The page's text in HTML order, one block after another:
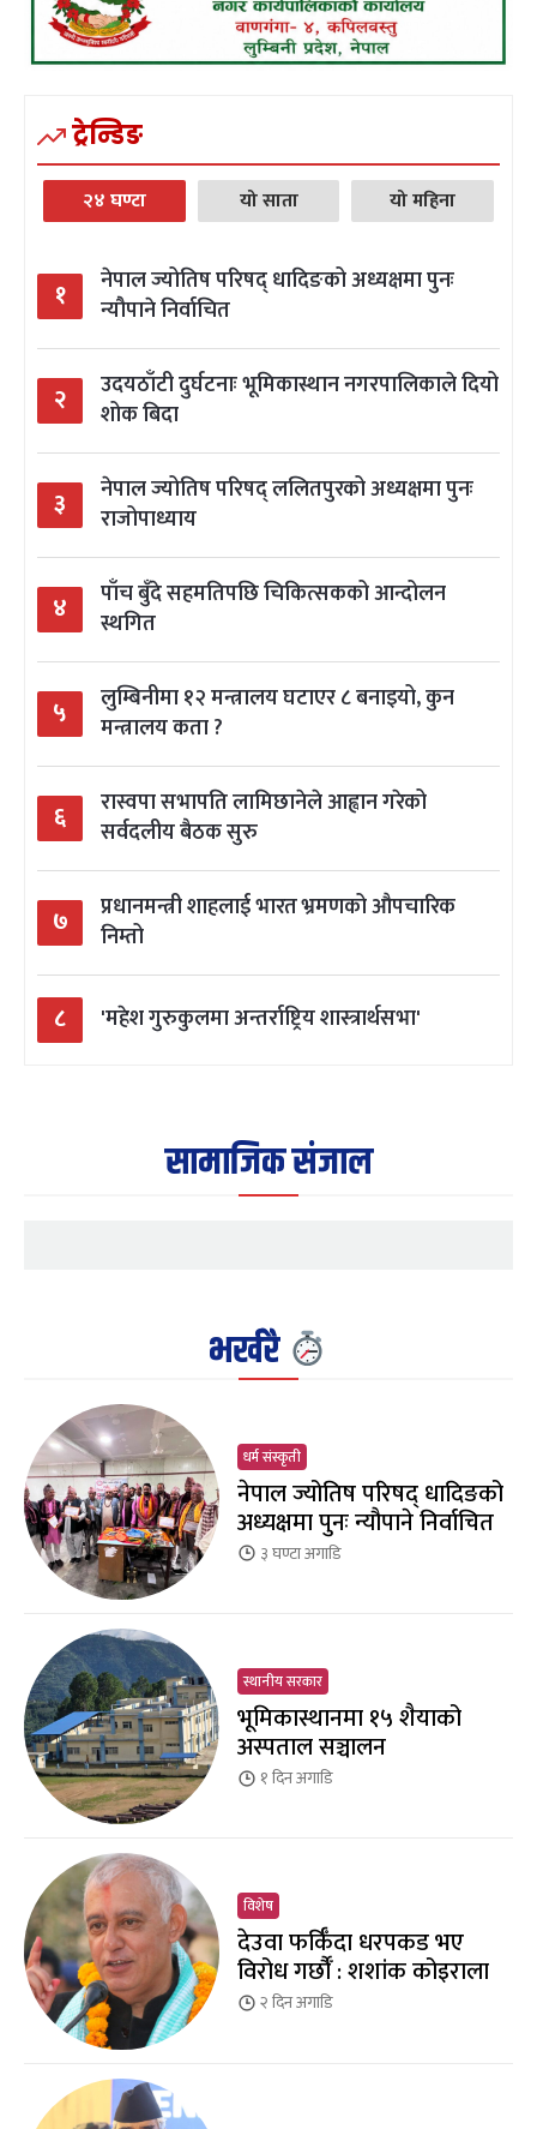
ट्रेन्डिङ
२४ घण्टा यो साता यो महिना
१
नेपाल ज्योतिष परिषद् धादिङको अध्यक्षमा पुनः
न्यौपाने निर्वाचित
२
उदयठाँटी दुर्घटनाः भूमिकास्थान नगरपालिकाले दियो
शोक बिदा
३
नेपाल ज्योतिष परिषद् ललितपुरको अध्यक्षमा पुनः
राजोपाध्याय
४
पाँच बुँदे सहमतिपछि चिकित्सकको आन्दोलन
स्थगित
५
लुम्बिनीमा १२ मन्त्रालय घटाएर ८ बनाइयो, कुन
मन्त्रालय कता ?
६
रास्वपा सभापति लामिछानेले आह्वान गरेको
सर्वदलीय बैठक सुरु
७
प्रधानमन्त्री शाहलाई भारत भ्रमणको औपचारिक
निम्तो
८ 'महेश गुरुकुलमा अन्तर्राष्ट्रिय शास्त्रार्थसभा'
सामाजिक संजाल
भर्खरै
धर्म संस्कृती
नेपाल ज्योतिष परिषद् धादिङको
अध्यक्षमा पुनः न्यौपाने निर्वाचित
३ घण्टाअगाडि
स्थानीय सरकार
भूमिकास्थानमा १५ शैयाको
अस्पताल सञ्चालन
१ दिनअगाडि
विशेष
देउवा फर्किँदा धरपकड भए
विरोध गर्छौँं : शशांक कोइराला
२ दिनअगाडि